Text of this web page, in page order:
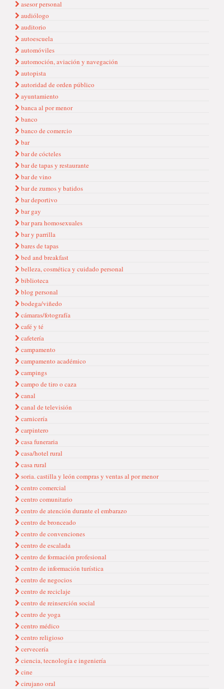
asesor personal
audiólogo
auditorio
autoescuela
automóviles
automoción, aviación y navegación
autopista
autoridad de orden público
ayuntamiento
banca al por menor
banco
banco de comercio
bar
bar de cócteles
bar de tapas y restaurante
bar de vino
bar de zumos y batidos
bar deportivo
bar gay
bar para homosexuales
bar y parrilla
bares de tapas
bed and breakfast
belleza, cosmética y cuidado personal
biblioteca
blog personal
bodega/viñedo
cámaras/fotografía
café y té
cafetería
campamento
campamento académico
campings
campo de tiro o caza
canal
canal de televisión
carnicería
carpintero
casa funeraria
casa/hotel rural
casa rural
soria. castilla y león compras y ventas al por menor
centro comercial
centro comunitario
centro de atención durante el embarazo
centro de bronceado
centro de convenciones
centro de escalada
centro de formación profesional
centro de información turística
centro de negocios
centro de reciclaje
centro de reinserción social
centro de yoga
centro médico
centro religioso
cervecería
ciencia, tecnología e ingeniería
cine
cirujano oral